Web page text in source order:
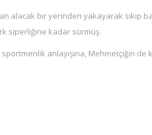
alacak bir yerinden yakayarak sıkıp
siperliğine kadar sürmüş.
anlayışına, Mehmetçiğin de